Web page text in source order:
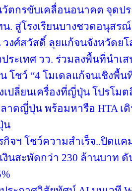
วัตกรขับเคลื่อนอนาคต จุดป
. สู่โรงเรียนบางชวดอนุสรณ์
งศ์สวัสดิ์ ลุยแก้จนจังหวัดย
ระเทศ วว. ร่วมลงพื้นที่นำเ
โชว์ “4 โมเดลแก้จนเชิงพื้น
เปลี่ยนเครื่องที่ญี่ปุ่น โปรโ
ลาดญี่ปุ่น พร้อมหารือ HTA
น
จฯ โชว์ความสำเร็จ..ปิดแค
เงินสะพัดกว่า 230 ล้านบาท